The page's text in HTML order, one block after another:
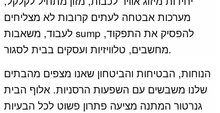
מערכות אבטחה לעתים קרובות לא מצליחים
לעבוד, משאבות sump להפסיק את התפקוד,
מחשבים, טלוויזיות ועסקים בבית לסגור.
הנוחות, הבטיחות והביטחון שאנו מצפים מהבתים
שלנו משבשים עם השפעות הרסניות. אלוף הבית
גנרטור המתנה מציעה פתרון פשוט לכל הבעיות